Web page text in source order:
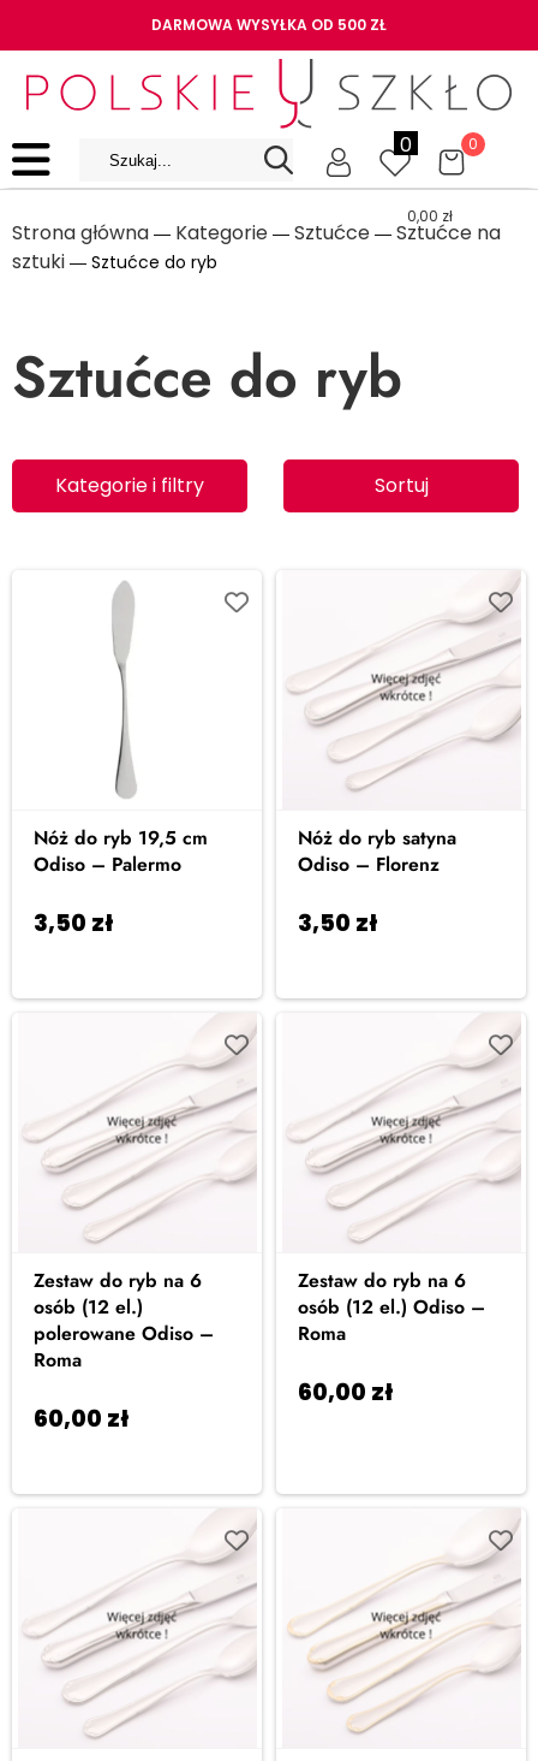
DARMOWA WYSYŁKA OD 500 ZŁ
0 0
0,00 zł
Strona główna ― Kategorie ― Sztućce ― Sztućce na
sztuki ― Sztućce do ryb
Sztućce do ryb
Kategorie i filtry Sortuj
Nóż do ryb 19,5 cm
Odiso – Palermo
3,50 zł
Nóż do ryb satyna
Odiso – Florenz
3,50 zł
Zestaw do ryb na 6
osób (12 el.)
polerowane Odiso –
Roma
60,00 zł
Zestaw do ryb na 6
osób (12 el.) Odiso –
Roma
60,00 zł